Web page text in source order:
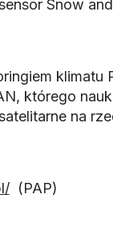
Snow
klimatu
którego
na
(PAP)